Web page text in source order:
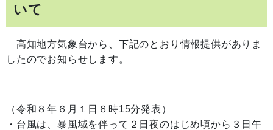
いて
高知地方気象台から、下記のとおり情報提供がありま
したのでお知らせします。
（令和８年６月１日６時15分発表）
・台風は、暴風域を伴って２日夜のはじめ頃から３日午